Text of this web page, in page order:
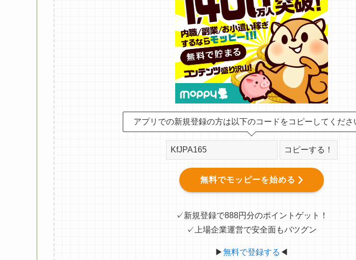
アプリでの新規登録の方は以下のコードをコピーしてくださ
コピーする！
無料でモッピーを始める
✓新規登録で888円分のポイントゲット！
✓上場企業運営で安全面もバツグン
▶無料で登録する ◀